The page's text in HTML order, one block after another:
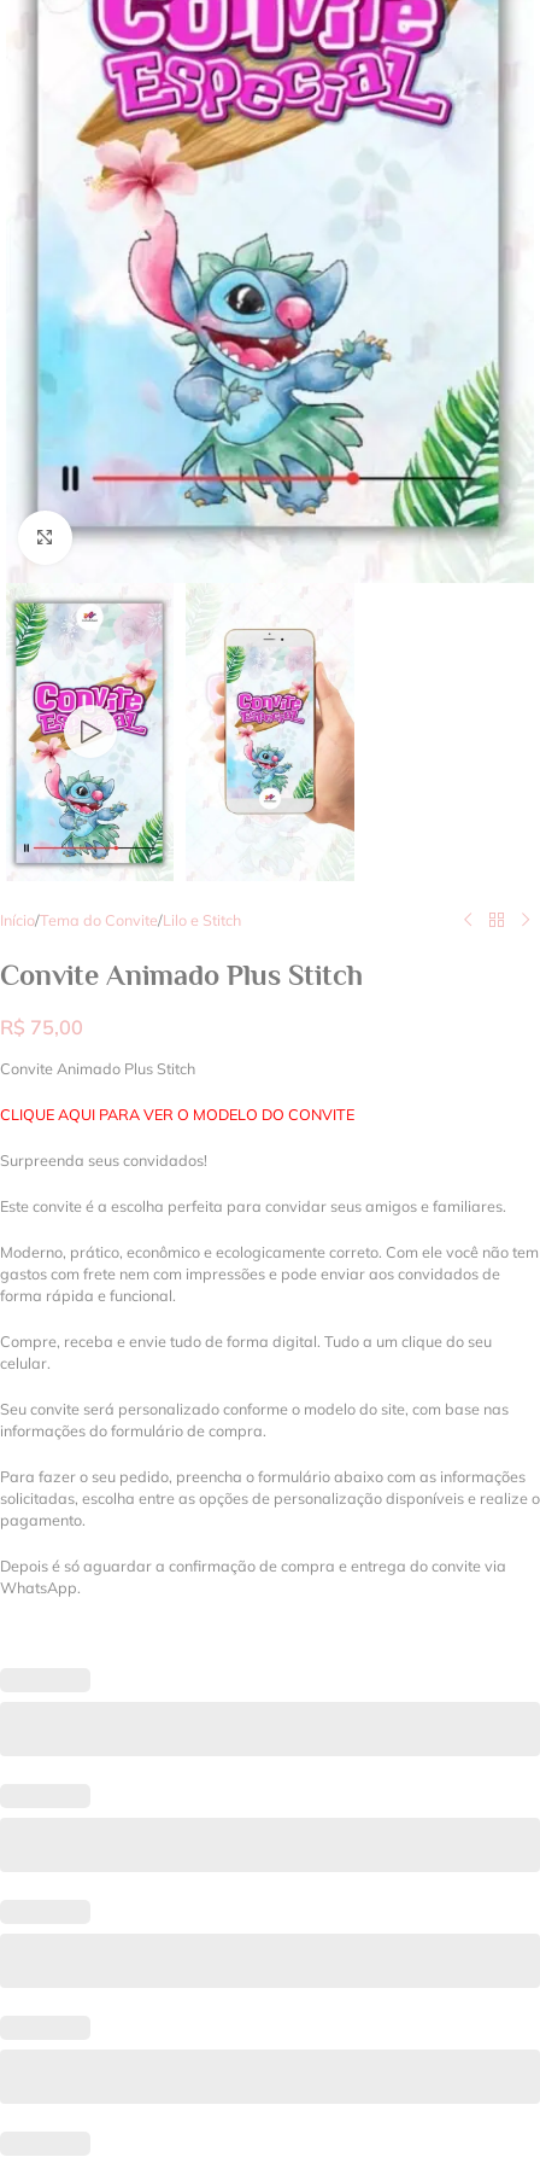
Clique para ampliar
Início/Tema do Convite/Lilo e Stitch
Convite Animado Plus Stitch
R$ 75,00
Convite Animado Plus Stitch
CLIQUE AQUI PARA VER O MODELO DO CONVITE
Surpreenda seus convidados!
Este convite é a escolha perfeita para convidar seus amigos e familiares.
Moderno, prático, econômico e ecologicamente correto. Com ele você não tem
gastos com frete nem com impressões e pode enviar aos convidados de
forma rápida e funcional.
Compre, receba e envie tudo de forma digital. Tudo a um clique do seu
celular.
Seu convite será personalizado conforme o modelo do site, com base nas
informações do formulário de compra.
Para fazer o seu pedido, preencha o formulário abaixo com as informações
solicitadas, escolha entre as opções de personalização disponíveis e realize o
pagamento.
Depois é só aguardar a confirmação de compra e entrega do convite via
WhatsApp.